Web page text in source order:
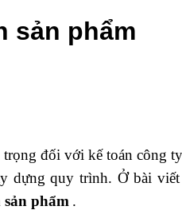
sản phẩm
đối với kế toán công
dựng quy trình. Ở bài viết
phẩm .